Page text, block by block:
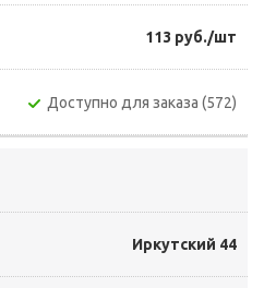
113 руб./шт
Доступно для заказа (572)
Иркутский 44